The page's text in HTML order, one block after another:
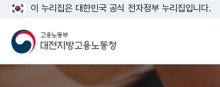
이 누리집은 대한민국 공식 전자정부 누리집입니다.